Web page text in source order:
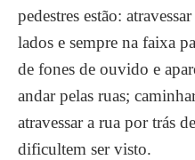
pedestres estão:
lados e sempre na faixa
de fones de ouvido e
andar pelas ruas;
atravessar a rua por trás
dificultem ser visto.